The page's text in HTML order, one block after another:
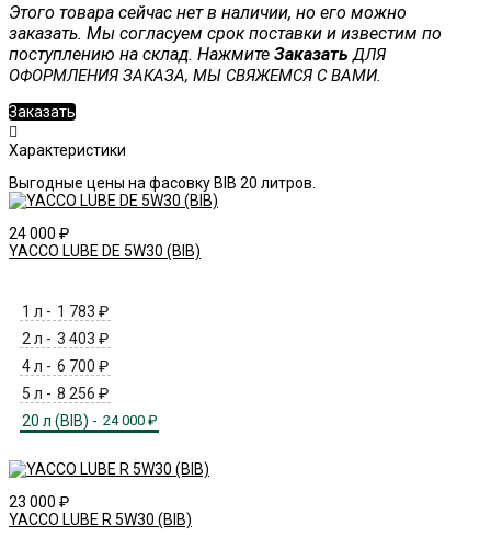
Этого товара сейчас нет в наличии, но его можно
заказать. Мы согласуем срок поставки и известим по
поступлению на склад. Нажмите Заказать ДЛЯ
ОФОРМЛЕНИЯ ЗАКАЗА, МЫ СВЯЖЕМСЯ С ВАМИ.
Заказать
Характеристики
Выгодные цены на фасовку BIB 20 литров.
24 000 ₽
YACCO LUBE DE 5W30 (BIB)
1 л - 1 783 ₽
2 л - 3 403 ₽
4 л - 6 700 ₽
5 л - 8 256 ₽
20 л (BIB) - 24 000 ₽
23 000 ₽
YACCO LUBE R 5W30 (BIB)